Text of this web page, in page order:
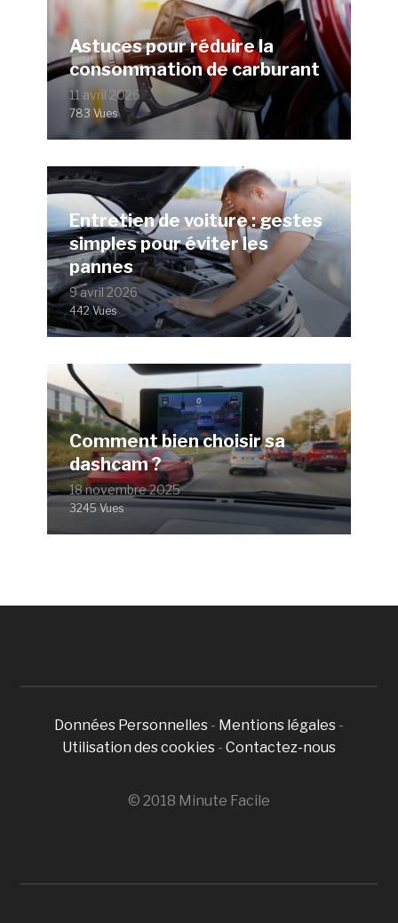
Astuces pour réduire la
consommation de carburant
11 avril 2026
783 Vues
Entretien de voiture : gestes
simples pour éviter les
pannes
9 avril 2026
442 Vues
Comment bien choisir sa
dashcam ?
18 novembre 2025
3245 Vues
Données Personnelles - Mentions légales -
Utilisation des cookies - Contactez-nous
© 2018 Minute Facile